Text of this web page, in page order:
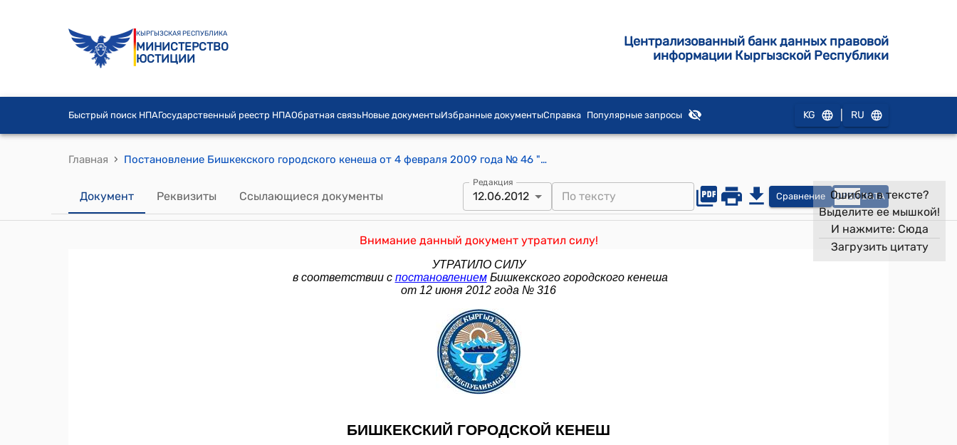
КЫРГЫЗСКАЯ РЕСПУБЛИКА
МИНИСТЕРСТВО
ЮСТИЦИИ
Централизованный банк данных правовой
информации Кыргызской Республики
Быстрый поиск НПАГосударственный реестр НПАОбратная связьНовые документыИзбранные документыСправка Популярные запросы KG RU
Главная › Постановление Бишкекского городского кенеша от 4 февраля 2009 года № 46 "О внесении изменений в постановление Бишкекского городского Кенеша депутатов "О социальной поддержке малоимущих жителей и граждан города Бишкек, имеющих право на льготы" от 9 июля 2003 года № 192"
Документ Реквизиты Ссылающиеся документы
Редакция
12.06.2012 Сравнение OPEN DATA
Внимание данный документ утратил силу!
Ошибка в тексте?
Выделите ее мышкой!
И нажмите: Сюда
Загрузить цитату